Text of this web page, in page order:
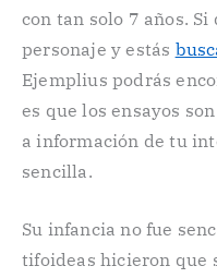
con tan solo 7 años.
personaje y estás
Ejemplius podrás
es que los ensayos
a información de tu
sencilla.
Su infancia no fue
tifoideas hicieron que